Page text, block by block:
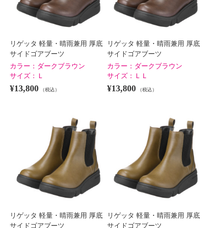
リゲッタ 軽量・晴雨兼用 厚底サ
リゲッタ 軽量・晴雨兼用 厚底サ
リゲッタ 軽量・晴雨兼用 厚底
サイドゴアブーツ
カラー： ダークブラウン
サイズ：
Ｌ
¥13,800 （税込）
リゲッタ 軽量・晴雨兼用 厚底
サイドゴアブーツ
カラー： ダークブラウン
サイズ：
ＬＬ
¥13,800 （税込）
リゲッタ 軽量・晴雨兼用 厚底
サイドゴアブーツ
リゲッタ 軽量・晴雨兼用 厚底
サイドゴアブーツ